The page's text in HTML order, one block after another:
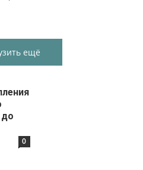
ещё
0